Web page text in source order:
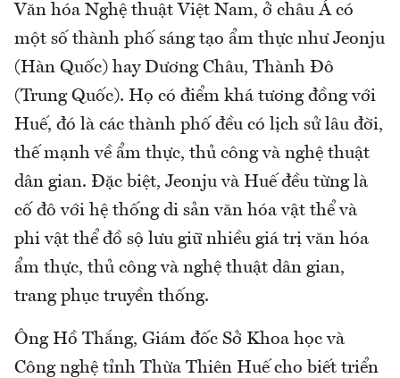
Văn hóa Nghệ thuật Việt Nam, ở châu Á có
một số thành phố sáng tạo ẩm thực như Jeonju
(Hàn Quốc) hay Dương Châu, Thành Đô
(Trung Quốc). Họ có điểm khá tương đồng với
Huế, đó là các thành phố đều có lịch sử lâu đời,
thế mạnh về ẩm thực, thủ công và nghệ thuật
dân gian. Đặc biệt, Jeonju và Huế đều từng là
cố đô với hệ thống di sản văn hóa vật thể và
phi vật thể đồ sộ lưu giữ nhiều giá trị văn hóa
ẩm thực, thủ công và nghệ thuật dân gian,
trang phục truyền thống.
Ông Hồ Thắng, Giám đốc Sở Khoa học và
Công nghệ tỉnh Thừa Thiên Huế cho biết triển